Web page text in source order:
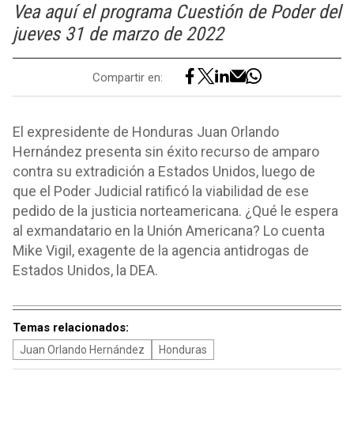
Vea aquí el programa Cuestión de Poder del
jueves 31 de marzo de 2022
Compartir en:
El expresidente de Honduras Juan Orlando
Hernández presenta sin éxito recurso de amparo
contra su extradición a Estados Unidos, luego de
que el Poder Judicial ratificó la viabilidad de ese
pedido de la justicia norteamericana. ¿Qué le espera
al exmandatario en la Unión Americana? Lo cuenta
Mike Vigil, exagente de la agencia antidrogas de
Estados Unidos, la DEA.
Temas relacionados:
Juan Orlando Hernández Honduras